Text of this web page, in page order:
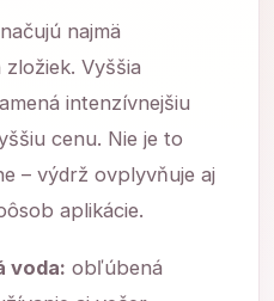
najmä
Vyššia
intenzívnejšiu
cenu. Nie je to
– výdrž ovplyvňuje aj
aplikácie.
voda: obľúbená